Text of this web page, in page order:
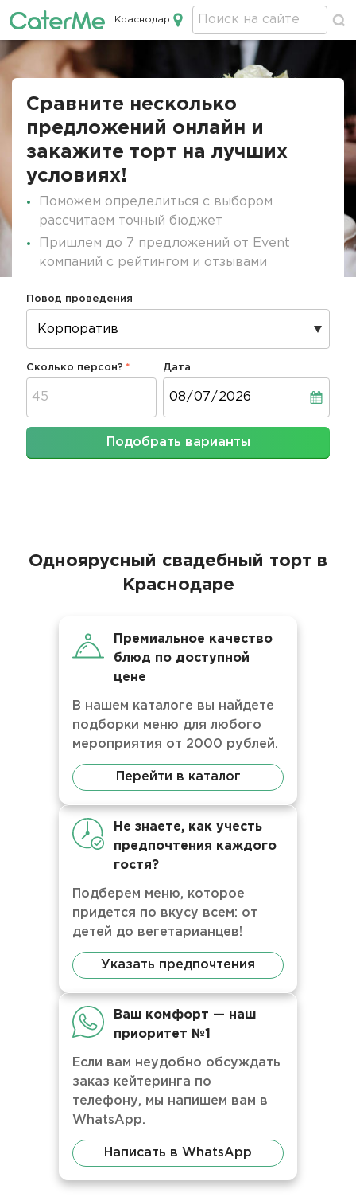
Кейтеринг в Краснодаре
Краснодар
Сравните несколько
предложений онлайн и
закажите торт на лучших
условиях!
Поможем определиться с выбором
рассчитаем точный бюджет
Пришлем до 7 предложений от Event
компаний с рейтингом и отзывами
Повод проведения
Сколько персон? Дата
Подобрать варианты
Одноярусный свадебный торт в
Краснодаре
Премиальное качество
блюд по доступной
цене
В нашем каталоге вы найдете
подборки меню для любого
мероприятия от 2000 рублей.
Перейти в каталог
Не знаете, как учесть
предпочтения каждого
гостя?
Подберем меню, которое
придется по вкусу всем: от
детей до вегетарианцев!
Указать предпочтения
Ваш комфорт — наш
приоритет №1
Если вам неудобно обсуждать
заказ кейтеринга по
телефону, мы напишем вам в
WhatsApp.
Написать в WhatsApp